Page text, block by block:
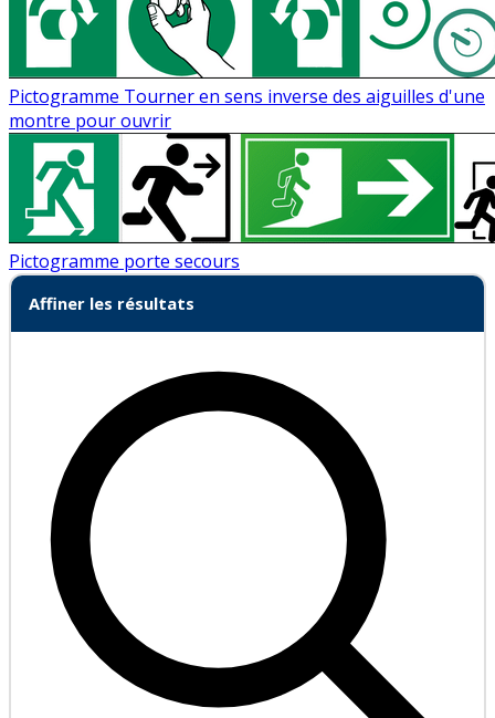
Pictogramme Tourner en sens inverse des aiguilles d'une
montre pour ouvrir
Pictogramme porte secours
Affiner les résultats